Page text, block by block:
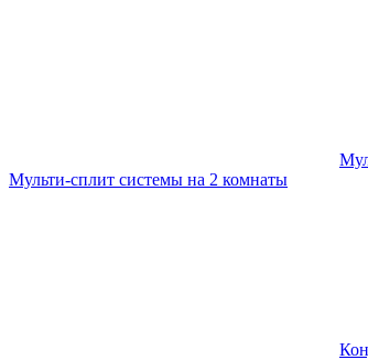
Мульти-сплит системы на 2 комнаты